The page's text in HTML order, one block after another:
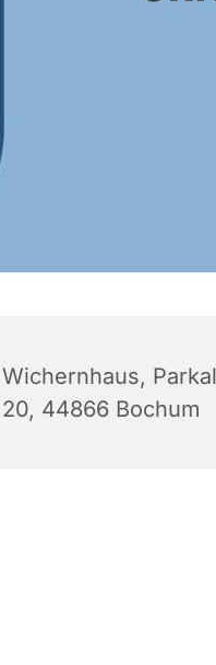
Wichernhaus,
20, 44866 Bochum